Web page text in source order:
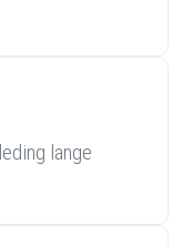
lange